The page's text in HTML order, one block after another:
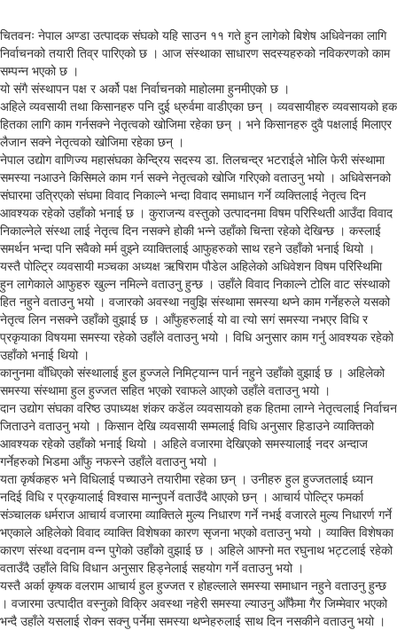
चितवनः नेपाल अण्डा उत्पादक संघको यहि साउन ११ गते हुन लागेको बिशेष अधिवेनका लागि
निर्वाचनको तयारी तिव्र पारिएको छ । आज संस्थाका साधारण सदस्यहरुको नविकरणको काम
सम्पन्न भएको छ ।
यो संगै संस्थापन पक्ष र अर्को पक्ष निर्वाचनको माहोलमा हुनमीएको छ ।
अहिले व्यवसायी तथा किसानहरु पनि दुई ध्रुर्वमा वाडीएका छन् । व्यवसायीहरु व्यवसायको हक
हितका लागि काम गर्नसक्ने नेतृत्वको खोजिमा रहेका छन् । भने किसानहरु दुवै पक्षलाई मिलाएर
लैजान सक्ने नेतृत्वको खोजिमा रहेका छन् ।
नेपाल उद्योग वाणिज्य महासंघका केन्द्रिय सदस्य डा. तिलचन्द्र भटराईले भोलि फेरी संस्थामा
समस्या नआउने किसिमले काम गर्न सक्ने नेतृत्वको खोजि गरिएको वताउनु भयो । अधिवेसनको
संघारमा उत्रिएको संघमा विवाद निकाल्ने भन्दा विवाद समाधान गर्ने व्यक्तिलाई नेतृत्व दिन
आवश्यक रहेको उहाँको भनाई छ । कुराजन्य वस्तुको उत्पादनमा विषम परिस्थिती आउँदा विवाद
निकाल्नेले संस्था लाई नेतृत्व दिन नसक्ने होकी भन्ने उहाँको चिन्ता रहेको देखिन्छ । कस्लाई
समर्थन भन्दा पनि सवैको मर्म वुझ्ने व्याक्तिलाई आफुहरुको साथ रहने उहाँको भनाई थियो ।
यस्तै पोल्ट्रि व्यवसायी मञ्चका अध्यक्ष ऋषिराम पौडेल अहिलेको अधिवेशन विषम परिस्थिमिा
हुन लागेकाले आफुहरु खुल्न नमिल्ने वताउनु हुन्छ । उहाँले विवाद निकाल्ने टोलि वाट संस्थाको
हित नहुने वताउनु भयो । वजारको अवस्था नवुझि संस्थामा समस्या थप्ने काम गर्नेहरुले यसको
नेतृत्व लिन नसक्ने उहाँको वुझाई छ । आँफुहरुलाई यो वा त्यो सगं समस्या नभएर विधि र
प्रकृयाका विषयमा समस्या रहेको उहाँले वताउनु भयो । विधि अनुसार काम गर्नु आवश्यक रहेको
उहाँको भनाई थियो ।
कानुनमा वाँधिएको संस्थालाई हुल हुज्जले निमिट्यान्न पार्न नहुने उहाँको वुझाई छ । अहिलेको
समस्या संस्थामा हुल हुज्जत सहित भएको रवाफले आएको उहाँले वताउनु भयो ।
दान उद्योग संघका वरिष्ठ उपाध्यक्ष शंकर कडेंल व्यवसायको हक हितमा लाग्ने नेतृत्वलाई निर्वाचन
जिताउने वताउनु भयो । किसान देखि व्यवसायी सम्मलाई विधि अनुसार हिडाउने व्याक्तिको
आवश्यक रहेको उहाँको भनाई थियो । अहिले वजारमा देखिएको समस्यालाई नदर अन्दाज
गर्नेहरुको भिडमा आँफु नफस्ने उहाँले वताउनु भयो ।
यता कृर्षकहरु भने विधिलाई पच्याउने तयारीमा रहेका छन् । उनीहरु हुल हुज्जतलाई ध्यान
नदिई विधि र प्रकृयालाई विश्वास मान्नुपर्ने वताउँदै आएको छन् । आचार्य पोल्ट्रि फमर्का
संञ्चालक धर्मराज आचार्य वजारमा व्याक्तिले मुल्य निधारण गर्ने नभई वजारले मुल्य निधारर्ण गर्ने
भएकाले अहिलेको विवाद व्याक्ति विशेषका कारण सृजना भएको वताउनु भयो । व्याक्ति विशेषका
कारण संस्था वदनाम वन्न पुगेको उहाँको वुझाई छ । अहिले आफ्नो मत रघुनाथ भट्टलाई रहेको
वताउँदै उहाँले विधि विधान अनुसार हिड्नेलाई सहयोग गर्ने वताउनु भयो ।
यस्तै अर्का कृषक वलराम आचार्य हुल हुज्जत र होहल्लाले समस्या समाधान नहुने वताउनु हुन्छ
। वजारमा उत्पादीत वस्नुको विक्रि अवस्था नहेरी समस्या ल्याउनु आँफैमा गैर जिम्मेवार भएको
भन्दै उहाँले यसलाई रोक्न सक्नु पर्नेमा समस्या थप्नेहरुलाई साथ दिन नसकीने वताउनु भयो ।